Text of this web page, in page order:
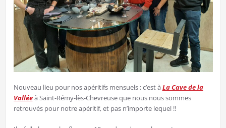
Nouveau lieu pour nos apéritifs mensuels : c’est àLa Cave de la
Valléeà Saint-Rémy-lès-Chevreuse que nous nous sommes
retrouvés pour notre apéritif, et pas n’importe lequel !!